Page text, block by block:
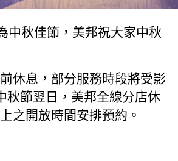
中秋佳節，美邦祝大家中秋
休息，部分服務時段將受影
秋節翌日，美邦全線分店休
之開放時間安排預約。